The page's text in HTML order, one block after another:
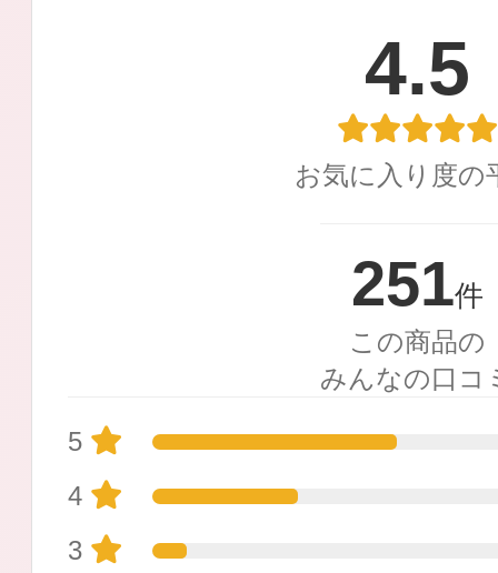
スキンケア人気ライン
ドレススノー
ドレスリフト
4.5
お気に入り度の
251件
この商品の
みんなの口コ
5
4
3